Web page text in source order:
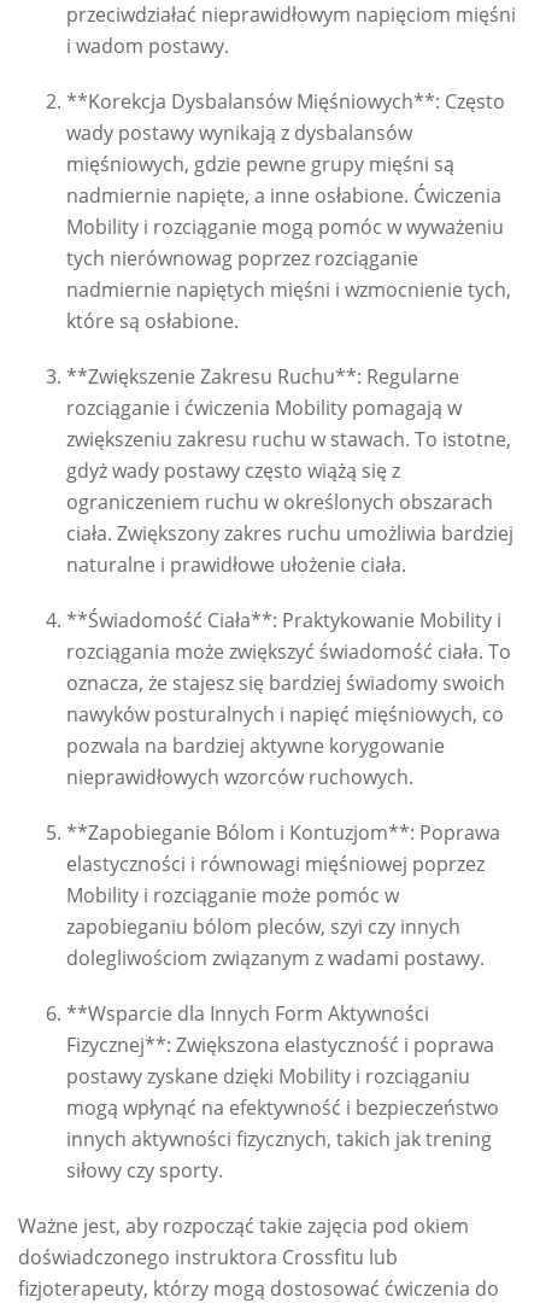
przeciwdziałać nieprawidłowym napięciom mięśni
i wadom postawy.
**Korekcja Dysbalansów Mięśniowych**: Często
wady postawy wynikają z dysbalansów
mięśniowych, gdzie pewne grupy mięśni są
nadmiernie napięte, a inne osłabione. Ćwiczenia
Mobility i rozciąganie mogą pomóc w wyważeniu
tych nierównowag poprzez rozciąganie
nadmiernie napiętych mięśni i wzmocnienie tych,
które są osłabione.
**Zwiększenie Zakresu Ruchu**: Regularne
rozciąganie i ćwiczenia Mobility pomagają w
zwiększeniu zakresu ruchu w stawach. To istotne,
gdyż wady postawy często wiążą się z
ograniczeniem ruchu w określonych obszarach
ciała. Zwiększony zakres ruchu umożliwia bardziej
naturalne i prawidłowe ułożenie ciała.
**Świadomość Ciała**: Praktykowanie Mobility i
rozciągania może zwiększyć świadomość ciała. To
oznacza, że stajesz się bardziej świadomy swoich
nawyków posturalnych i napięć mięśniowych, co
pozwala na bardziej aktywne korygowanie
nieprawidłowych wzorców ruchowych.
**Zapobieganie Bólom i Kontuzjom**: Poprawa
elastyczności i równowagi mięśniowej poprzez
Mobility i rozciąganie może pomóc w
zapobieganiu bólom pleców, szyi czy innych
dolegliwościom związanym z wadami postawy.
**Wsparcie dla Innych Form Aktywności
Fizycznej**: Zwiększona elastyczność i poprawa
postawy zyskane dzięki Mobility i rozciąganiu
mogą wpłynąć na efektywność i bezpieczeństwo
innych aktywności fizycznych, takich jak trening
siłowy czy sporty.
Ważne jest, aby rozpocząć takie zajęcia pod okiem
doświadczonego instruktora Crossfitu lub
fizjoterapeuty, którzy mogą dostosować ćwiczenia do